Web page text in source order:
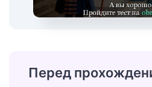
Перед